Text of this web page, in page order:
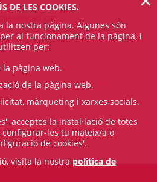
DE LES COOKIES.
la nostra pàgina. Algunes són
al funcionament de la pàgina, i
per:
pàgina web.
de la pàgina web.
màrqueting i xarxes socials.
acceptes la instal·lació de totes
configurar-les tu mateix/a o
de cookies'.
visita la nostra política de